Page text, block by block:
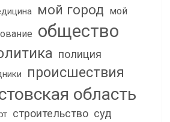
мой город мой
общество
полиция
происшествия
область
строительство суд